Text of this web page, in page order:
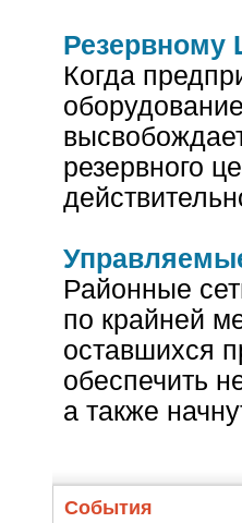
Резервному
Когда
резерв­ного
Районные
по крайней
оставшихся
обеспечить
а также
События